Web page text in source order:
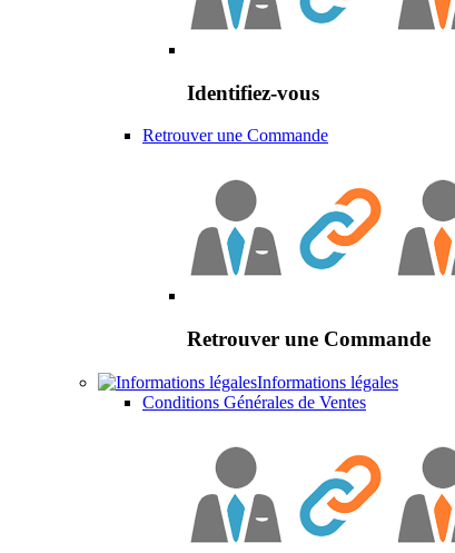
Identifiez-vous
Retrouver une Commande
Retrouver une Commande
Informations légales
Conditions Générales de Ventes